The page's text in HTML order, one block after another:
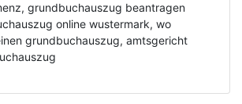
grundbuchauszug beantragen
online wustermark, wo
grundbuchauszug, amtsgericht